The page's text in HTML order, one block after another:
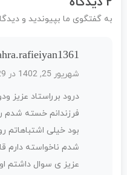
به گفتگوی ما بپیوندید و دیدگاه
zahra.rafieiyan1361
شهریور 25, 1402 در 22:29
درود برراستاد عزیز
فرزندانم خسته شدم
بود خیلی اشتباهاتم
شدم ناخواسته دارم
عزیز ی سوال داشتم